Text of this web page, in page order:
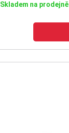
Skladem na prodejně